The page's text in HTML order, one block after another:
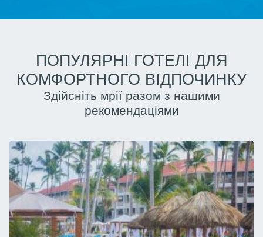
ПОПУЛЯРНІ ГОТЕЛІ ДЛЯ
КОМФОРТНОГО ВІДПОЧИНКУ
Здійсніть мрії разом з нашими
рекомендаціями